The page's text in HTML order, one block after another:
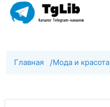
Главная /Мода и красота